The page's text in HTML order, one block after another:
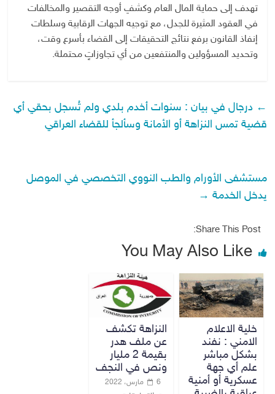
تهدف إلى حماية المال العام وكشفِ أوجه التقصير والمخالفات
في العقود المثيرة للجدل، مع توجيه الجهات الرقابية وسلطات
إنفاذ القانون برفع نتائج التحقيقات إلى القضاء بأسرع وقت،
وتحديد المسؤولين والمنتفعين من أي تجاوزاتٍ محتملة.
← درجال في بيان : سنوات أخدم بلدي ولم تُسجل بحقي أي
قضية تمس النزاهة أو الأمانة وسألجأ للقضاء العراقي
مستشفى الأورام والطب النووي التخصصي في الموصل
يدخل الخدمة →
Share This Post:
You May Also Like
خلية الاعلام
الامني : نفند
بشكل مباشر
علم أي جهة
عسكرية أو أمنية
النزاهة تكشف
عن ملف هدر
بقيمة 2 مليار
ونص في النجف
6 مارس، 2022